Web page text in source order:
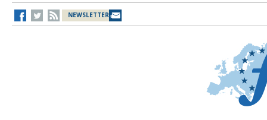
NEWSLETTER